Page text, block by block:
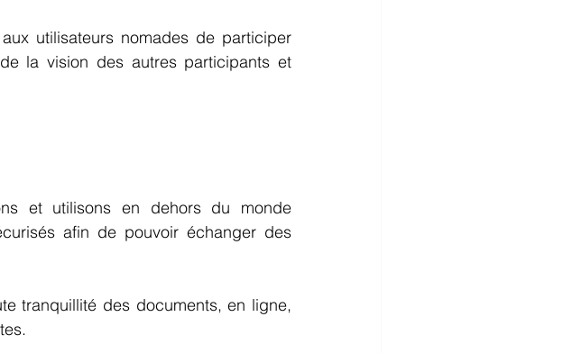
utilisateurs nomades de participer
la vision des autres participants et
et utilisons en dehors du monde
afin de pouvoir échanger des
tranquillité des documents, en ligne,